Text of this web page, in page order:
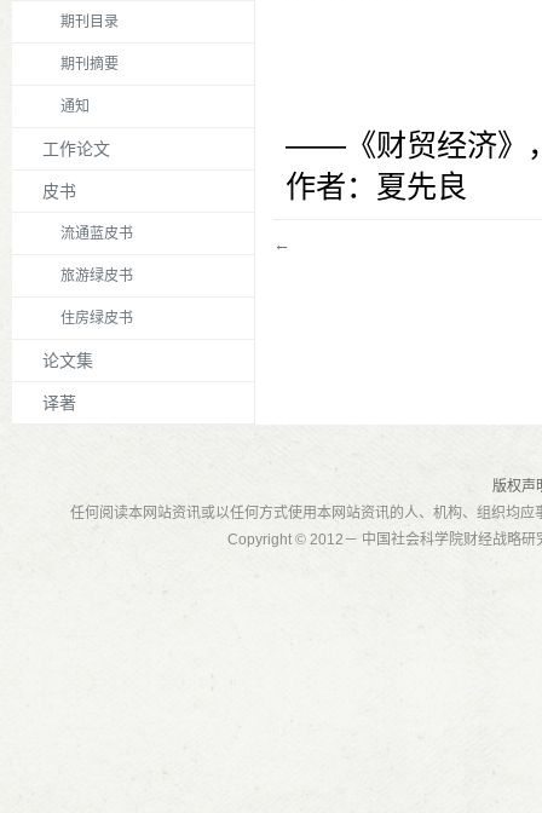
期刊目录
期刊摘要
通知
工作论文
皮书
流通蓝皮书
旅游绿皮书
住房绿皮书
论文集
译著
——《财贸经济》
作者：夏先良
←
版权声
任何阅读本网站资讯或以任何方式使用本网站资讯的人、机构、组织均应
Copyright © 2012－ 中国社会科学院财经战略